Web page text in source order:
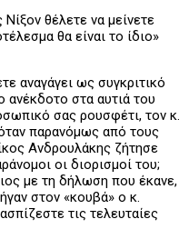
θέλετε να μείνετε
θα είναι το ίδιο»
αναγάγει ως συγκριτικό
ανέκδοτο στα αυτιά του
σας ρουσφέτι, τον κ.
παρανόμως από τους
Ανδρουλάκης ζήτησε
οι διορισμοί του;
με τη δήλωση που έκανε,
στον «κουβά» ο κ.
τις τελευταίες